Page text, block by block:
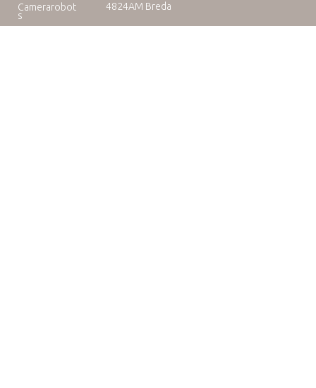
Camerarobot
s
4824AM Breda